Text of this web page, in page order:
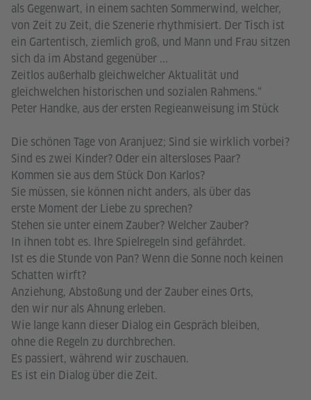
als Gegenwart, in einem sachten Sommerwind, welcher,
von Zeit zu Zeit, die Szenerie rhythmisiert. Der Tisch ist
ein Gartentisch, ziemlich groß, und Mann und Frau sitzen
sich da im Abstand gegenüber ...
Zeitlos außerhalb gleichwelcher Aktualität und
gleichwelchen historischen und sozialen Rahmens.“
Peter Handke, aus der ersten Regieanweisung im Stück
Die schönen Tage von Aranjuez; Sind sie wirklich vorbei?
Sind es zwei Kinder? Oder ein altersloses Paar?
Kommen sie aus dem Stück Don Karlos?
Sie müssen, sie können nicht anders, als über das
erste Moment der Liebe zu sprechen?
Stehen sie unter einem Zauber? Welcher Zauber?
In ihnen tobt es. Ihre Spielregeln sind gefährdet.
Ist es die Stunde von Pan? Wenn die Sonne noch keinen
Schatten wirft?
Anziehung, Abstoßung und der Zauber eines Orts,
den wir nur als Ahnung erleben.
Wie lange kann dieser Dialog ein Gespräch bleiben,
ohne die Regeln zu durchbrechen.
Es passiert, während wir zuschauen.
Es ist ein Dialog über die Zeit.